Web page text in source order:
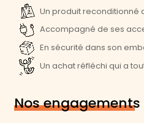
Un produit reconditionné
Accompagné de ses
En sécurité dans son
Un achat réfléchi qui a
Nos engagements